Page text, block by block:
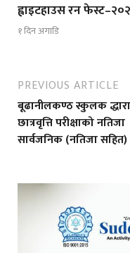
ह्वाइटहाउस रन
१ दिन अगाडि
PREVIOUS ARTICLE
बूढानीलकण्ठ स्कुलक द्धारा
छात्रवृत्ति परीक्षाको नतिजा
सार्वजनिक (नतिजा सहित)